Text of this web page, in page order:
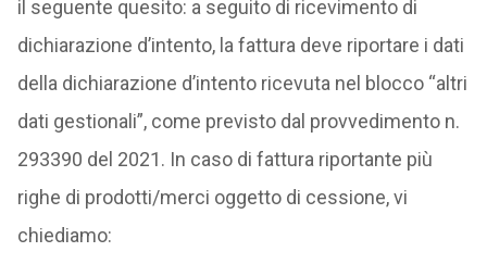
il seguente quesito: a seguito di ricevimento di
dichiarazione d’intento, la fattura deve riportare i dati
della dichiarazione d’intento ricevuta nel blocco “altri
dati gestionali”, come previsto dal provvedimento n.
293390 del 2021. In caso di fattura riportante più
righe di prodotti/merci oggetto di cessione, vi
chiediamo: